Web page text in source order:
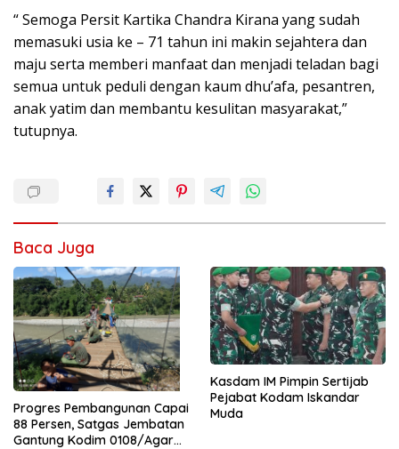
“ Semoga Persit Kartika Chandra Kirana yang sudah
memasuki usia ke – 71 tahun ini makin sejahtera dan
maju serta memberi manfaat dan menjadi teladan bagi
semua untuk peduli dengan kaum dhu’afa, pesantren,
anak yatim dan membantu kesulitan masyarakat,”
tutupnya.
Baca Juga
Progres Pembangunan Capai
88 Persen, Satgas Jembatan
Gantung Kodim 0108/Agara
Kasdam IM Pimpin Sertijab
Pejabat Kodam Iskandar
Muda